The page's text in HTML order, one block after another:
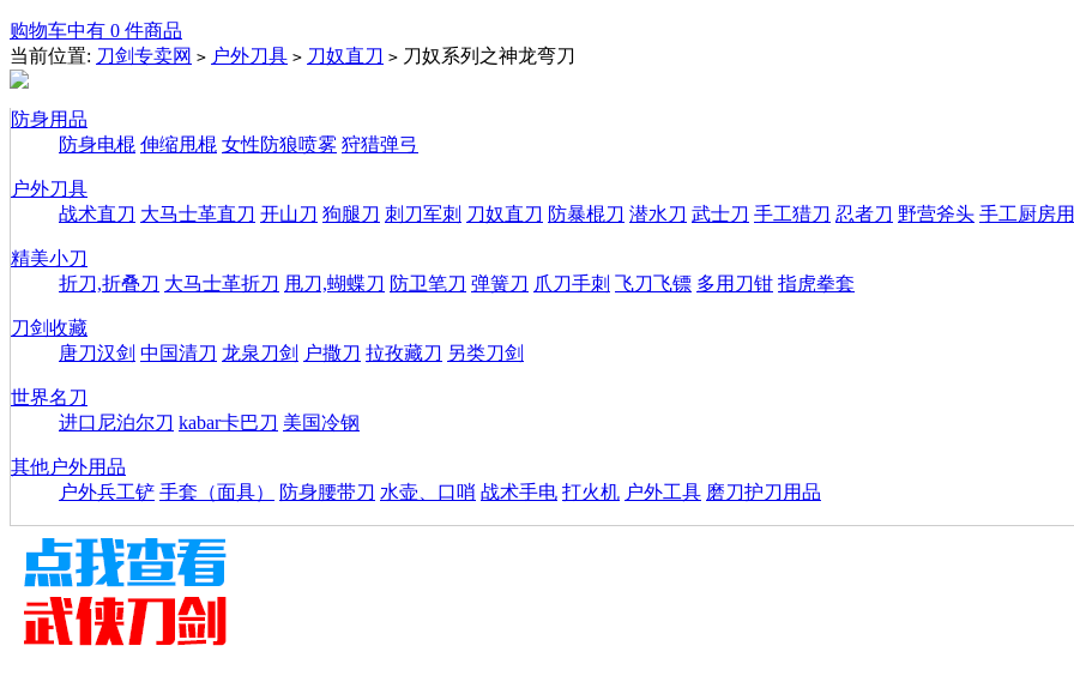
购物车中有 0 件商品
当前位置: 刀剑专卖网 > 户外刀具 > 刀奴直刀 > 刀奴系列之神龙弯刀
防身用品
防身电棍 伸缩甩棍 女性防狼喷雾 狩猎弹弓
户外刀具
战术直刀 大马士革直刀 开山刀 狗腿刀 刺刀军刺 刀奴直刀 防暴棍刀 潜水刀 武士刀 手工猎刀 忍者刀 野营斧头 手工厨房
精美小刀
折刀,折叠刀 大马士革折刀 甩刀,蝴蝶刀 防卫笔刀 弹簧刀 爪刀手刺 飞刀飞镖 多用刀钳 指虎拳套
刀剑收藏
唐刀汉剑 中国清刀 龙泉刀剑 户撒刀 拉孜藏刀 另类刀剑
世界名刀
进口尼泊尔刀 kabar卡巴刀 美国冷钢
其他户外用品
户外兵工铲 手套（面具） 防身腰带刀 水壶、口哨 战术手电 打火机 户外工具 磨刀护刀用品